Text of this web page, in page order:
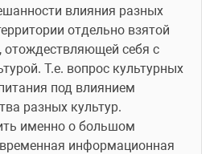
влияния разных
отдельно взятой
отождествляющей себя с
Т.е. вопрос культурных
под влиянием
разных культур.
именно о большом
информационная